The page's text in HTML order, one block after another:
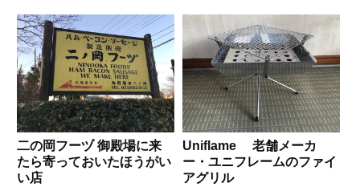
二の岡フーヅ 御殿場に来
たら寄っておいたほうがい
い店
Uniflame 老舗メーカ
ー・ユニフレームのファイ
アグリル